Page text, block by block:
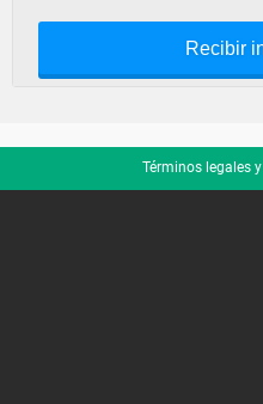
Recibir
Términos legales